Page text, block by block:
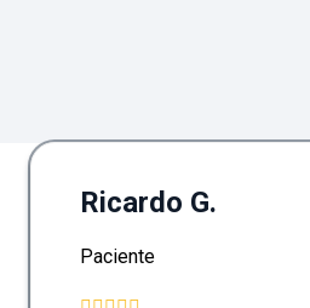
Ricardo G.
Paciente